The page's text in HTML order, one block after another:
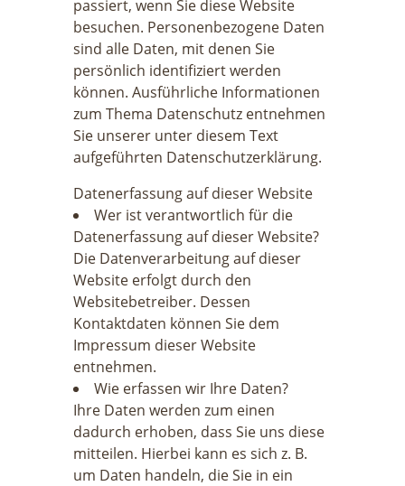
passiert, wenn Sie diese Website
besuchen. Personenbezogene Daten
sind alle Daten, mit denen Sie
persönlich identifiziert werden
können. Ausführliche Informationen
zum Thema Datenschutz entnehmen
Sie unserer unter diesem Text
aufgeführten Datenschutzerklärung.
Datenerfassung auf dieser Website
Wer ist verantwortlich für die
Datenerfassung auf dieser Website?
Die Datenverarbeitung auf dieser
Website erfolgt durch den
Websitebetreiber. Dessen
Kontaktdaten können Sie dem
Impressum dieser Website
entnehmen.
Wie erfassen wir Ihre Daten?
Ihre Daten werden zum einen
dadurch erhoben, dass Sie uns diese
mitteilen. Hierbei kann es sich z. B.
um Daten handeln, die Sie in ein